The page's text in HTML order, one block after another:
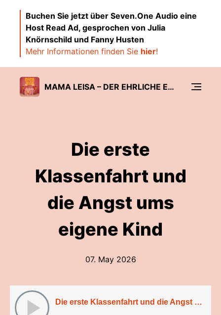
Buchen Sie jetzt über Seven.One Audio eine
Host Read Ad, gesprochen von Julia
Knörnschild und Fanny Husten
Mehr Informationen finden Sie hier!
MAMA LEISA – DER EHRLICHE ELTERNPODCAST ÜBER FAMILIE & MENTAL LOAD
Die erste
Klassenfahrt und
die Angst ums
eigene Kind
07. May 2026
Die erste Klassenfahrt und die Angst ums eigene Kind